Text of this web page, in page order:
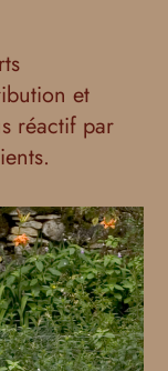
et
réactif par